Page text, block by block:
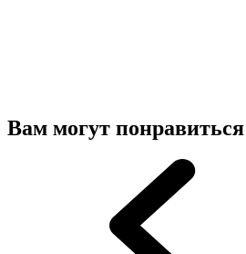
Вам могут понравиться